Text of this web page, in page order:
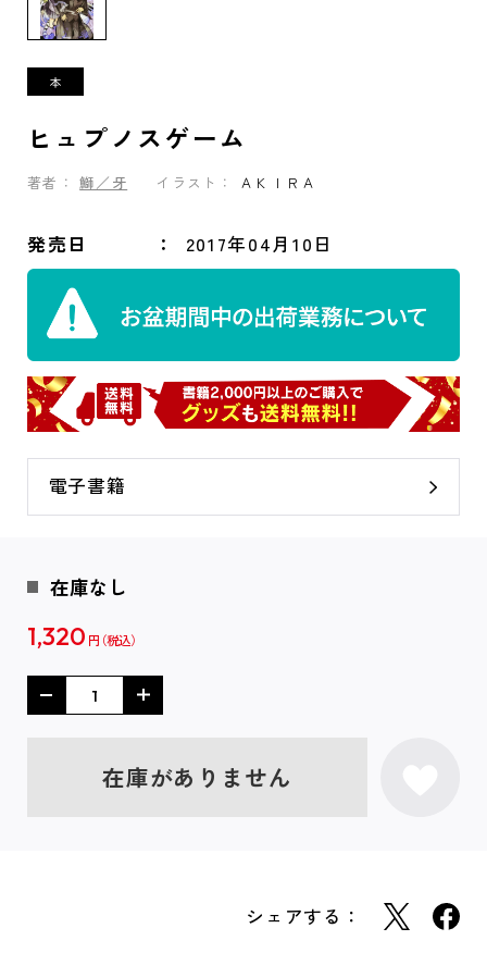
ヒュプノスゲーム
著者： 鰤／牙 イラスト： ＡＫＩＲＡ
発売日 2017年04月10日
電子書籍
在庫なし
1,320 円
在庫がありません
シェアする：